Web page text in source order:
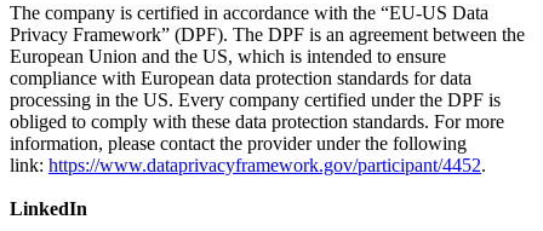
The company is certified in accordance with the “EU-US Data
Privacy Framework” (DPF). The DPF is an agreement between the
European Union and the US, which is intended to ensure
compliance with European data protection standards for data
processing in the US. Every company certified under the DPF is
obliged to comply with these data protection standards. For more
information, please contact the provider under the following
link: https://www.dataprivacyframework.gov/participant/4452.
LinkedIn